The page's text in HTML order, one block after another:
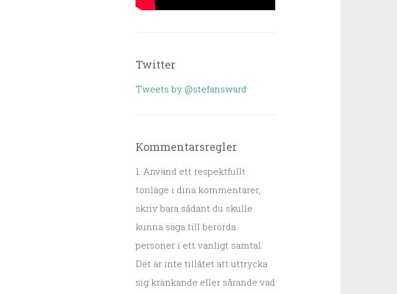
Twitter
Tweets by @stefansward
Kommentarsregler
1. Använd ett respektfullt
tonläge i dina kommentarer,
skriv bara sådant du skulle
kunna säga till berörda
personer i ett vanligt samtal.
Det är inte tillåtet att uttrycka
sig kränkande eller sårande vad